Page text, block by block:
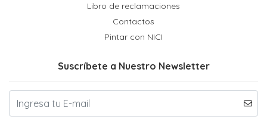
Libro de reclamaciones
Contactos
Pintar con NICI
Suscríbete a Nuestro Newsletter